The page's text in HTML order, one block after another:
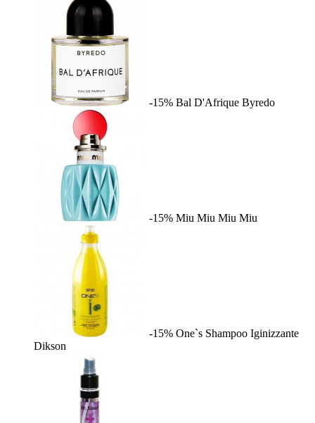
-15% Bal D'Afrique Byredo
-15% Miu Miu Miu Miu
-15% One`s Shampoo Iginizzante
Dikson